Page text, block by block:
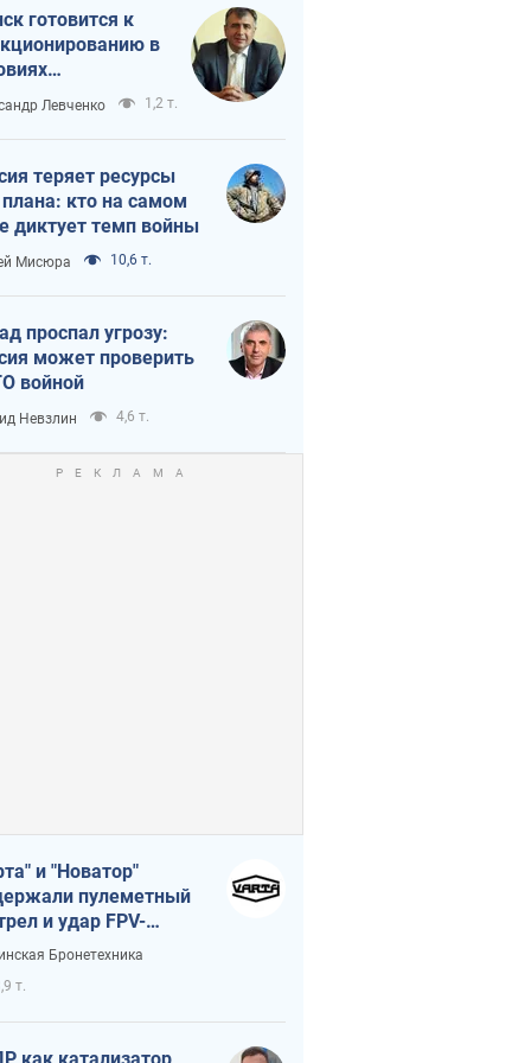
готовится к
в
кризиса
Левченко 1,2 т.
теряет ресурсы
кто на самом
диктует темп войны
Мисюра 10,6 т.
проспал угрозу:
может проверить
войной
Невзлин 4,6 т.
и "Новатор"
пулеметный
и удар FPV-
сохранив жизнь
Бронетехника
т.